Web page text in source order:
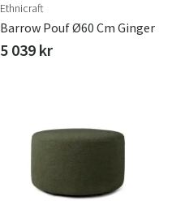
Ethnicraft
Barrow Pouf Ø60 Cm Ginger
5 039 kr